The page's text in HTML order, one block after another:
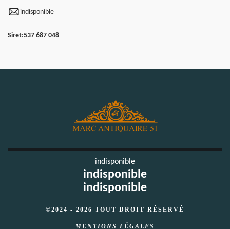
indisponible
Siret:537 687 048
indisponible
indisponible
indisponible
©2024 - 2026 TOUT DROIT RÉSERVÉ
MENTIONS LÉGALES